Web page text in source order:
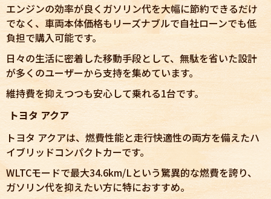
エンジンの効率が良くガソリン代を大幅に節約できるだけ
でなく、車両本体価格もリーズナブルで自社ローンでも低
負担で購入可能です。
日々の生活に密着した移動手段として、無駄を省いた設計
が多くのユーザーから支持を集めています。
維持費を抑えつつも安心して乗れる1台です。
トヨタ アクア
トヨタ アクアは、燃費性能と走行快適性の両方を備えたハ
イブリッドコンパクトカーです。
WLTCモードで最大34.6km/Lという驚異的な燃費を誇り、
ガソリン代を抑えたい方に特におすすめ。